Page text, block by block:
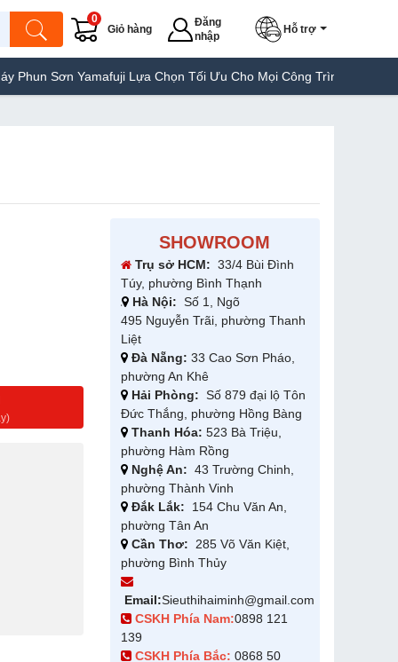
Giỏ hàng
0
Đăng
nhập
Hỗ trợ
Sơn Yamafuji Lựa Chọn Tối Ưu Cho Mọi Công Trình Máy Hàn Túi
SHOWROOM
Trụ sở HCM: 33/4 Bùi Đình
Túy, phường Bình Thạnh
Hà Nội: Số 1, Ngõ
495 Nguyễn Trãi, phường Thanh
Liệt
Đà Nẵng: 33 Cao Sơn Pháo,
phường An Khê
Hải Phòng: Số 879 đại lộ Tôn
Đức Thắng, phường Hồng Bàng
Thanh Hóa: 523 Bà Triệu,
phường Hàm Rồng
Nghệ An: 43 Trường Chinh,
phường Thành Vinh
Đắk Lắk: 154 Chu Văn An,
phường Tân An
Cần Thơ: 285 Võ Văn Kiệt,
phường Bình Thủy
Email:Sieuthihaiminh@gmail.com
CSKH Phía Nam:0898 121
139
CSKH Phía Bắc: 0868 50